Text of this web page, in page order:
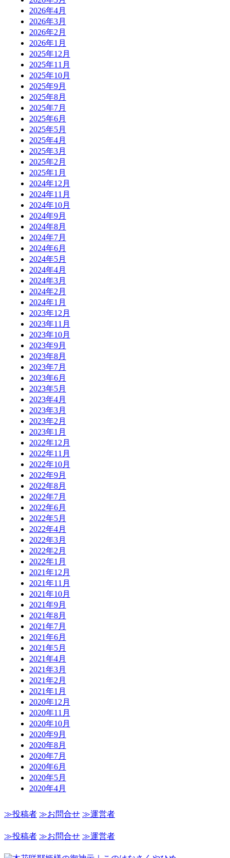
2026年4月
2026年3月
2026年2月
2026年1月
2025年12月
2025年11月
2025年10月
2025年9月
2025年8月
2025年7月
2025年6月
2025年5月
2025年4月
2025年3月
2025年2月
2025年1月
2024年12月
2024年11月
2024年10月
2024年9月
2024年8月
2024年7月
2024年6月
2024年5月
2024年4月
2024年3月
2024年2月
2024年1月
2023年12月
2023年11月
2023年10月
2023年9月
2023年8月
2023年7月
2023年6月
2023年5月
2023年4月
2023年3月
2023年2月
2023年1月
2022年12月
2022年11月
2022年10月
2022年9月
2022年8月
2022年7月
2022年6月
2022年5月
2022年4月
2022年3月
2022年2月
2022年1月
2021年12月
2021年11月
2021年10月
2021年9月
2021年8月
2021年7月
2021年6月
2021年5月
2021年4月
2021年3月
2021年2月
2021年1月
2020年12月
2020年11月
2020年10月
2020年9月
2020年8月
2020年7月
2020年6月
2020年5月
2020年4月
≫投稿者 ≫お問合せ ≫運営者
≫投稿者 ≫お問合せ ≫運営者